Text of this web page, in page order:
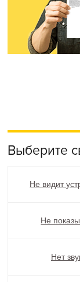
Выберите
Не видит
Не
Нет